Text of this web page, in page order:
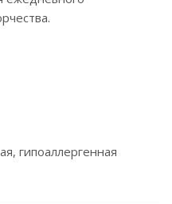
гипоаллергенная